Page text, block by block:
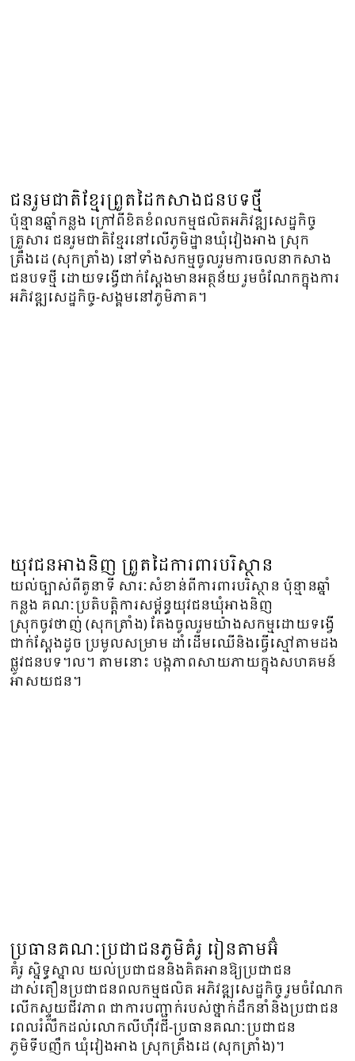
ជនរួមជាតិខ្មែរព្រួតដៃកសាងជនបទថ្មី
ប៉ុន្មានឆ្នាំកន្លង ក្រៅពីខិតខំពលកម្មផលិត​អភិវឌ្ឍសេដ្ឋកិច្ច
គ្រួសារ ជនរួមជាតិខ្មែរនៅលើភូមិដ្ឋានឃុំវៀងអាង ស្រុក
ត្រឹងដេ (សុកត្រាំង) នៅទាំងសកម្មចូលរួមការចលនាកសាង
ជនបទថ្មី ដោយទង្វើជាក់ស្តែងមានអត្ថន័យ រួមចំណែកក្នុងការ
អភិវឌ្ឍសេដ្ឋកិច្ច-សង្គមនៅភូមិភាគ។
យុវជនអាងនិញ ព្រួតដៃការពារបរិស្ថាន
យល់ច្បាស់ពីតួនាទី សារៈសំខាន់ពីការពារបរិស្ថាន ប៉ុន្មានឆ្នាំ
កន្លង គណៈប្រតិបតិ្តការសម្ព័ន្ធយុវជនឃុំអាងនិញ
ស្រុកចូវថាញ់ (សុកត្រាំង) តែងចូលរួមយ៉ាងសកម្មដោយទង្វើ
ជាក់ស្តែងដូច ប្រមូលសម្រាម ដាំដើមឈើនិងធ្វើស្មៅតាមដង
ផ្លូវជនបទ។ល។ តាមនោះ បង្កភាពសាយភាយក្នុងសហគមន៍
អាសយជន។
ប្រធានគណៈប្រជាជនភូមិគំរូ រៀនតាមអ៊ំ
គំរូ ស្និទ្ធស្នាល យល់ប្រជាជននិងគិតអានឱ្យប្រជាជន
ដាស់តឿនប្រជាជនពលកម្មផលិត អភិវឌ្ឍសេដ្ឋកិច្ច រួមចំណែក
លើកស្ទួយជីវភាព ជាការបញ្ជាក់របស់ថ្នាក់ដឹកនាំនិងប្រជាជន
ពេលរំលឹកដល់លោកលីហ៊ឺវជី-ប្រធានគណៈប្រជាជន
ភូមិទីបញឹក ឃុំវៀងអាង ស្រុកត្រឹងដេ (សុកត្រាំង)។